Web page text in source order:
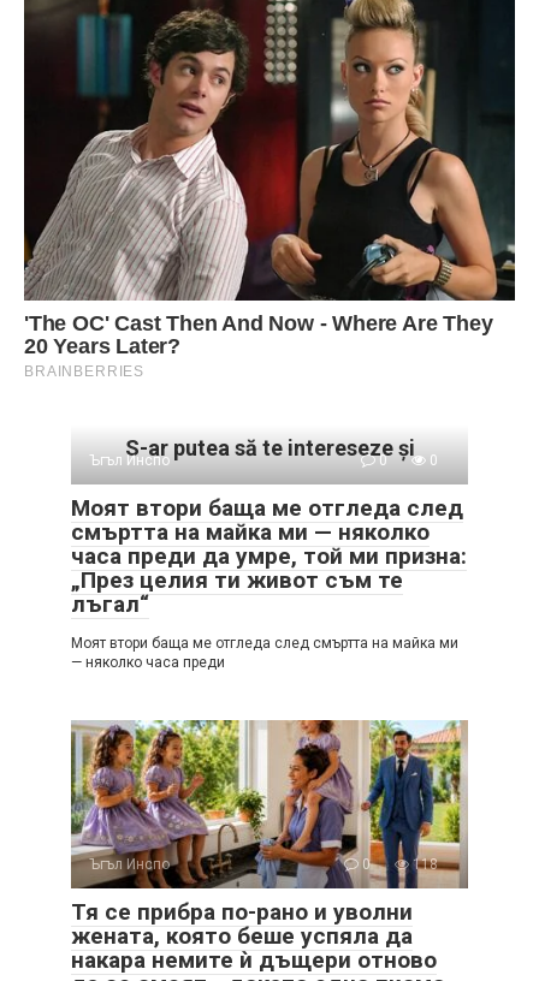
S-ar putea să te intereseze și
Ъгъл Инспо 0 0
Моят втори баща ме отгледа след
смъртта на майка ми — няколко
часа преди да умре, той ми призна:
„През целия ти живот съм те
лъгал“
Моят втори баща ме отгледа след смъртта на майка ми
— няколко часа преди
Ъгъл Инспо 0 118
Тя се прибра по-рано и уволни
жената, която беше успяла да
накара немите ѝ дъщери отново